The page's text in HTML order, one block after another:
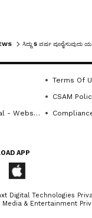
ಗಿಂತ
ನಗೆ ಬೀರಿದರು.
ಎಂಬ ಪ್ರಶ್ನೆಗೆ,
Terms Of
CSAM
Website
APP
Digital Technologies
& Entertainment